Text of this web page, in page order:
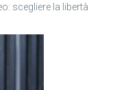
scegliere la libertà